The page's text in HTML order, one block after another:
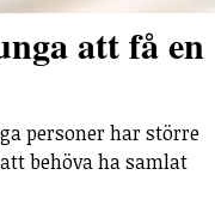
att få en
personer har större
behöva ha samlat